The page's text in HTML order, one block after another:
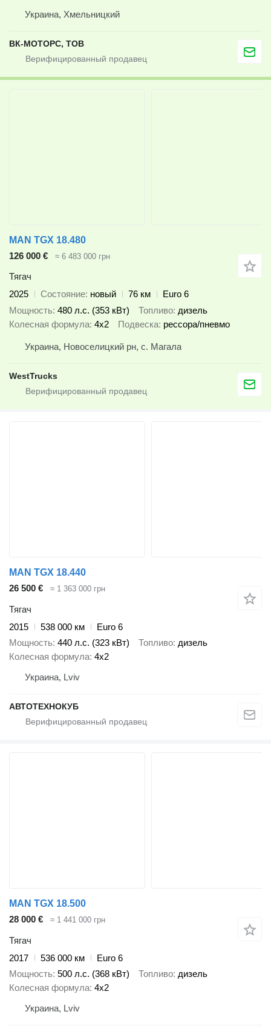
Украина, Хмельницкий
ВК-МОТОРС, ТОВ
MAN TGX 18.480
126 000 €
≈ 6 483 000 грн
Тягач
2025
Состояние новый 76 км
Euro 6
Мощность 480 л.с. (353 кВт) Топливо дизель
Колесная формула 4x2 Подвеска рессора/пневмо
Украина, Новоселицкий рн, с. Магала
WestTrucks
MAN TGX 18.440
26 500 €
≈ 1 363 000 грн
Тягач
2015
538 000 км
Euro 6
Мощность 440 л.с. (323 кВт) Топливо дизель
Колесная формула 4x2
Украина, Lviv
АВТОТЕХНОКУБ
MAN TGX 18.500
28 000 €
≈ 1 441 000 грн
Тягач
2017
536 000 км
Euro 6
Мощность 500 л.с. (368 кВт) Топливо дизель
Колесная формула 4x2
Украина, Lviv